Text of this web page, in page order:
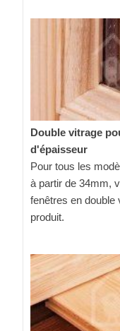
Double vitrage
d'épaisseur
Pour tous les
à partir de 34mm,
fenêtres en double
produit.